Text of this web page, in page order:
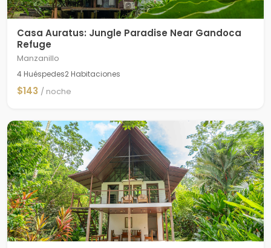
Casa Auratus: Jungle Paradise Near Gandoca
Refuge
Manzanillo
4 Huéspedes2 Habitaciones
$143 / noche